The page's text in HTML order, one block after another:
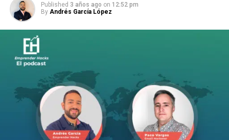
Published 3 años ago on 12:52 pm
By Andrés García López